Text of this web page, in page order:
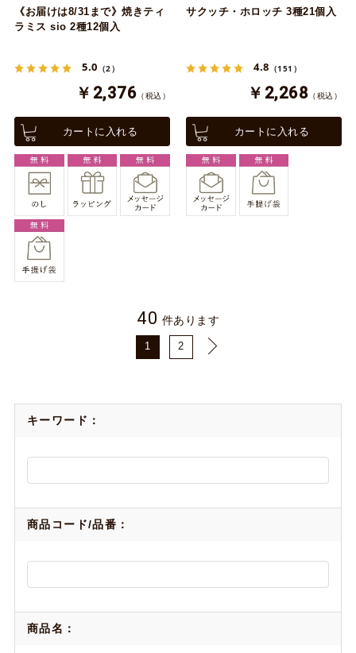
《お届けは8/31まで》焼きティ
ラミス sio 2種12個入
5.0 （2）
￥2,376 （税込）
カートに入れる
サクッチ・ホロッチ 3種21個入
4.8 （151）
￥2,268 （税込）
カートに入れる
40 件あります
1 2
キーワード：
商品コード/品番：
商品名：